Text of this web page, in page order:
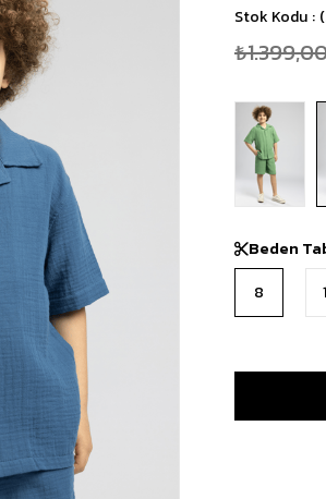
Stok Kodu
Beden
8